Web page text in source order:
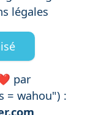
légales
par
= wahou") :